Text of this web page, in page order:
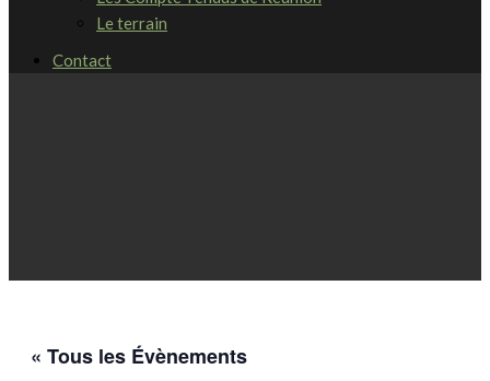
Le terrain
Contact
« Tous les Évènements